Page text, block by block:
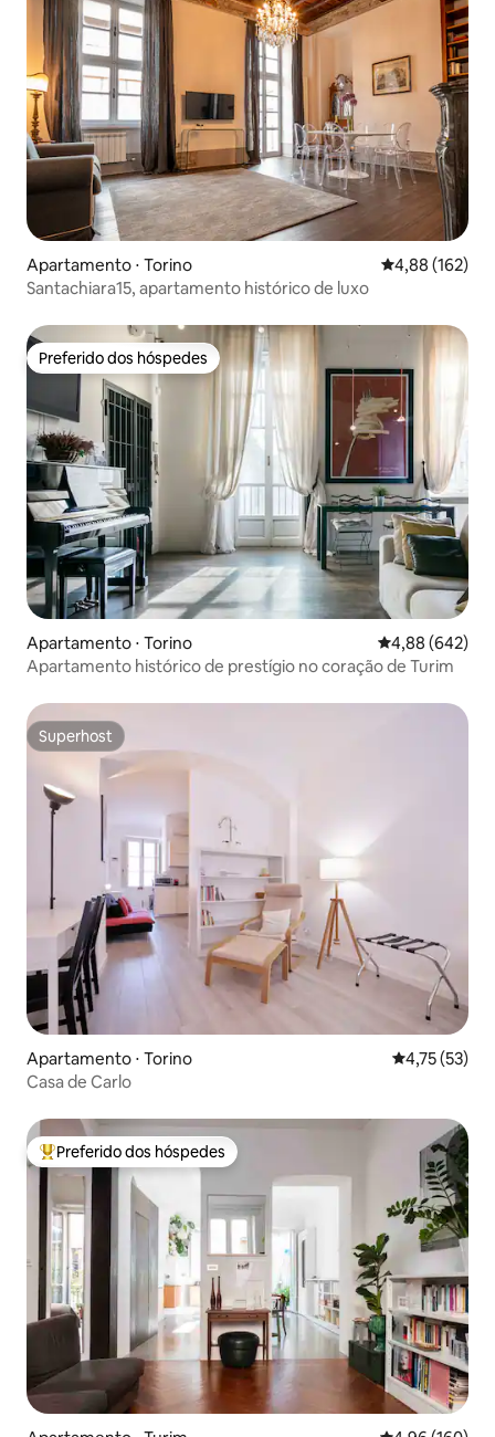
Apartamento ⋅ Torino 4,88 de uma
4,88 (162)
Santachiara15, apartamento histórico de luxo
Preferido dos hóspedes
Preferido dos hóspedes
Apartamento ⋅ Torino 4,88 de uma
4,88 (642)
Apartamento histórico de prestígio no coração de Turim
Superhost
Superhost
Apartamento ⋅ Torino 4,75 de uma
4,75 (53)
Casa de Carlo
Entre os melhores preferidos dos hóspedes
Preferido dos hóspedes